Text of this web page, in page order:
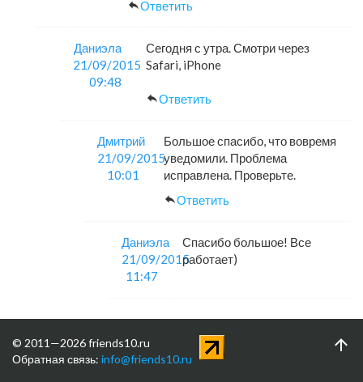
Ответить
Даниэла
21/09/2015
09:48
Сегодня с утра. Смотри через
Safari, iPhone
Ответить
Дмитрий
21/09/2015
10:01
Большое спасибо, что вовремя
уведомили. Проблема
исправлена. Проверьте.
Ответить
Даниэла
21/09/2015
11:47
Спасибо большое! Все
работает)
© 2011—2026 friends10.ru
Обратная связь: info@friends10.ru